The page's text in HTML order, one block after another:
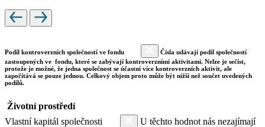
Podíl kontroverzních společností ve fondu
Čísla udávají podíl společností
zastoupených ve fondu, které se zabývají kontroverzními aktivitami. Nelze je sečíst,
protože je možné, že jedna společnost se účastní více kontroverzních aktivit, ale
započítává se pouze jednou. Celkový objem proto může být nižší než součet uvedených
podílů.
Životní prostředí
Vlastní kapitál společnosti
U těchto hodnot nás nezajímají